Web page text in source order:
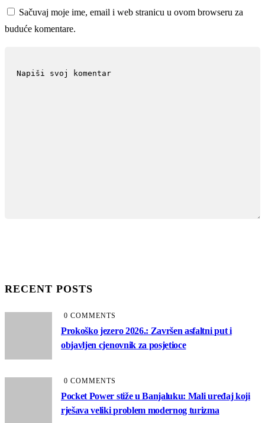
Sačuvaj moje ime, email i web stranicu u ovom browseru za
buduće komentare.
RECENT POSTS
0 COMMENTS
Prokoško jezero 2026.: Završen asfaltni put i
objavljen cjenovnik za posjetioce
0 COMMENTS
Pocket Power stiže u Banjaluku: Mali uređaj koji
rješava veliki problem modernog turizma